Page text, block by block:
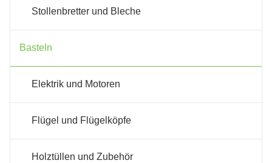
Stollenbretter und Bleche
Basteln
Elektrik und Motoren
Flügel und Flügelköpfe
Holztüllen und Zubehör